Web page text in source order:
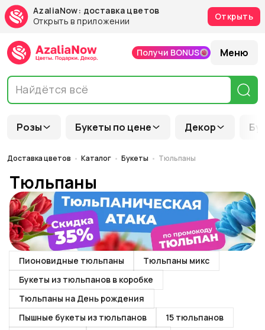
AzaliaNow: доставка цветов
Открыть в приложении
Открыть
Розы Букеты по цене Декор
Получи BONUS Меню
Доставка цветов Каталог Букеты Тюльпаны
Тюльпаны
Пионовидные тюльпаны
Тюльпаны микс
Букеты из тюльпанов в коробке
Тюльпаны на День рождения
Пышные букеты из тюльпанов
15 тюльпанов